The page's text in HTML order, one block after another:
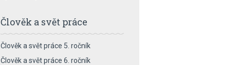
Člověk a svět práce
Člověk a svět práce 5. ročník
Člověk a svět práce 6. ročník